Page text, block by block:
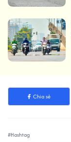
Chia sẻ
#Hashtag